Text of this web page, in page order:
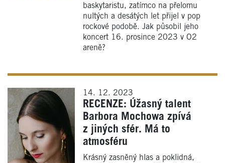
baskytaristu, zatímco na přelomu
nultých a desátých let přijel v pop
rockové podobě. Jak působil jeho
koncert 16. prosince 2023 v O2
areně?
14. 12. 2023
RECENZE: Úžasný talent
Barbora Mochowa zpívá
z jiných sfér. Má to
atmosféru
Krásný zasněný hlas a poklidná,